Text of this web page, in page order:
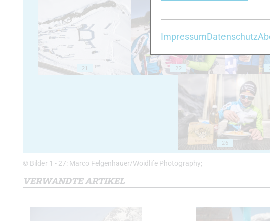
21 22
26
© Bilder 1 - 27: Marco Felgenhauer/Woidlife Photography;
VERWANDTE ARTIKEL
ImpressumDatenschutz